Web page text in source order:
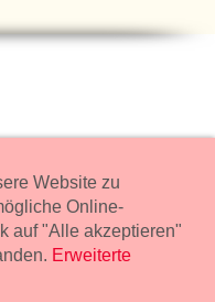
für Deine Party mit
Website zu
Online-
auf "Alle akzeptieren"
Erweiterte